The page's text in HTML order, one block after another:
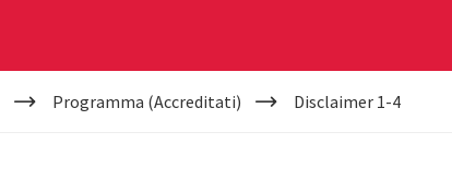
Programma (Accreditati) Disclaimer 1-4